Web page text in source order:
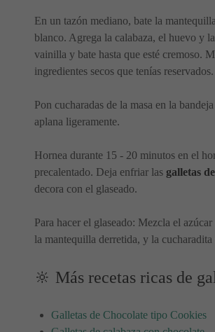
En un tazón mediano, bate la
blanco. Agrega la calabaza, el huevo y
vainilla y bate hasta que esté cremoso.
ingredientes secos que tenías reservados.
Pon cucharadas de la masa en la
aplana ligeramente.
Hornea durante 15 - 20 minutos en el
precalentado. Deja enfriar las galletas
decora con el glaseado.
Para hacer el glaseado: Mezcla el azúcar
la mantequilla derretida, y la
🔆 Más recetas ricas de
Galletas de Chocolate tipo Cookies